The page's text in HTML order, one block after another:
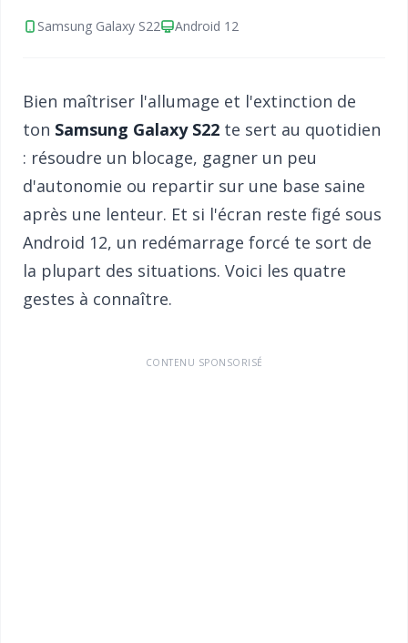
Samsung Galaxy S22 Android 12
Bien maîtriser l'allumage et l'extinction de
ton Samsung Galaxy S22 te sert au quotidien
: résoudre un blocage, gagner un peu
d'autonomie ou repartir sur une base saine
après une lenteur. Et si l'écran reste figé sous
Android 12, un redémarrage forcé te sort de
la plupart des situations. Voici les quatre
gestes à connaître.
CONTENU SPONSORISÉ